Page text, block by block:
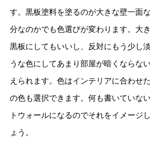
す。黒板塗料を塗るのが大きな壁一面
分なのかでも色選びが変わります。大
黒板にしてもいいし、反対にもう少し
うな色にしてあまり部屋が暗くならな
えられます。色はインテリアに合わせ
の色も選択できます。何も書いていな
トウォールになるのでそれをイメージ
ょう。